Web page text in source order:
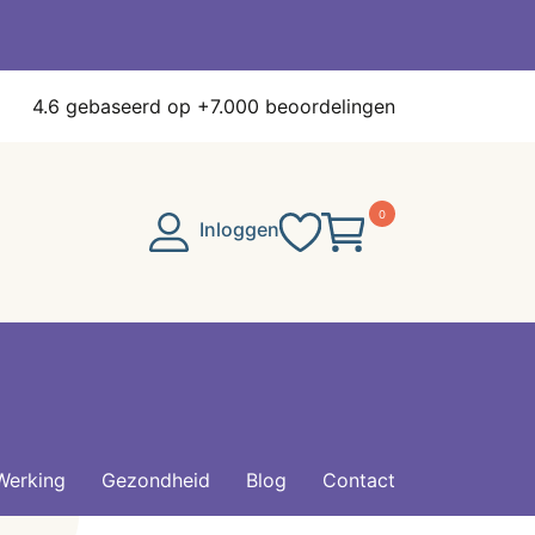
4.6 gebaseerd op +7.000 beoordelingen
Inloggen
0
Gezondheid Blog Contact